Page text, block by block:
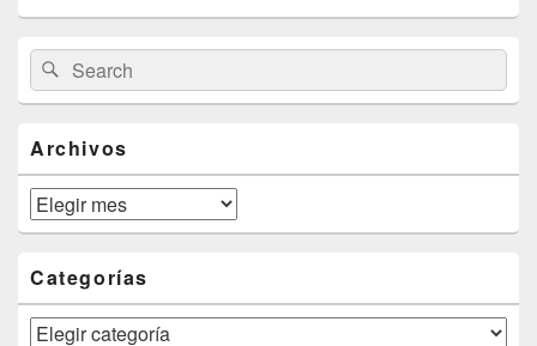
Primary
Sidebar
Widget
Area
Search
for:
Search
Archivos
Archivos
Categorías
Categorías